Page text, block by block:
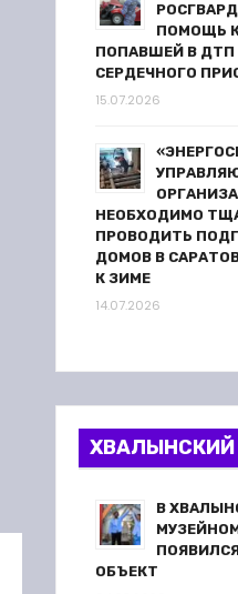
ПОМОЩЬ
ПОПАВШЕЙ В ДТП
СЕРДЕЧНОГО
15.07.2026
НЕОБХОДИМО
ПРОВОДИТЬ
ДОМОВ В
К ЗИМЕ
14.07.2026
ХВАЛЫНСКИЙ
В
ОБЪЕКТ